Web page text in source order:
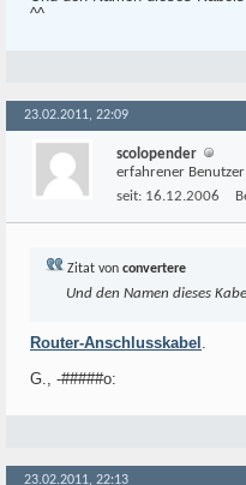
^^
23.02.2011, 22:09
scolopender
erfahrener Benutzer
seit: 16.12.2006
Zitat von convertere
Und den Namen dieses
Router-Anschlusskabel .
G., -#####o:
23.02.2011, 22:13